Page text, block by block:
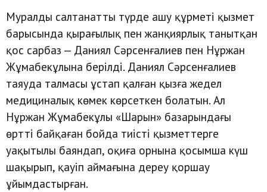
Муралды салтанатты түрде ашу құрметі қызмет
барысында қырағылық пен жанқиярлық танытқан
қос сарбаз — Даниял Сәрсенғалиев пен Нұржан
Жұмабекұлына берілді. Даниял Сәрсенғалиев
таяуда талмасы ұстап қалған қызға жедел
медициналық көмек көрсеткен болатын. Ал
Нұржан Жұмабекұлы «Шарын» базарындағы
өртті байқаған бойда тиісті қызметтерге
уақытылы баяндап, оқиға орнына қосымша күш
шақырып, қауіп аймағына дереу қоршау
ұйымдастырған.